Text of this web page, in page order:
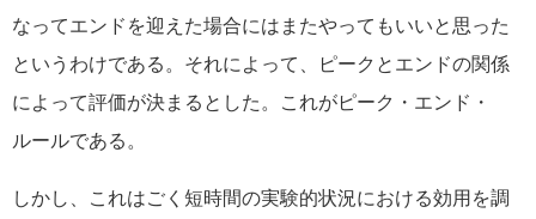
なってエンドを迎えた場合にはまたやってもいいと思った
というわけである。それによって、ピークとエンドの関係
によって評価が決まるとした。これがピーク・エンド・
ルールである。
しかし、これはごく短時間の実験的状況における効用を調